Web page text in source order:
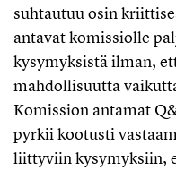
suhtautuu osin
antavat komissiolle
kysymyksistä ilman,
mahdollisuutta
Komission antamat
pyrkii kootusti
liittyviin kysymyksiin,